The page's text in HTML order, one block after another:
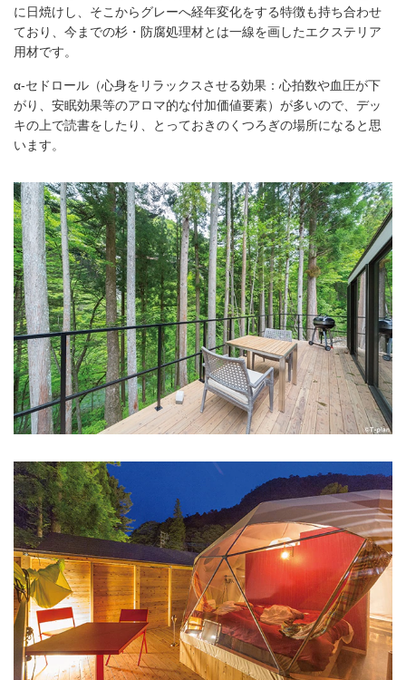
に日焼けし、そこからグレーへ経年変化をする特徴も持ち合わせ
ており、今までの杉・防腐処理材とは一線を画したエクステリア
用材です。
α-セドロール（心身をリラックスさせる効果：心拍数や血圧が下
がり、安眠効果等のアロマ的な付加価値要素）が多いので、デッ
キの上で読書をしたり、とっておきのくつろぎの場所になると思
います。